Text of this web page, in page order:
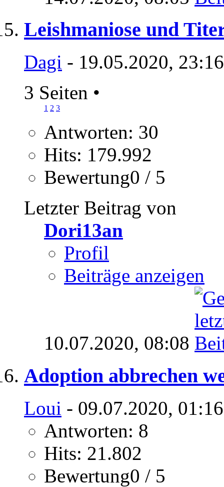
Leishmaniose und
Dagi - 19.05.2020,
3 Seiten •
1 2 3
Antworten: 30
Hits: 179.992
Bewertung0 / 5
Letzter Beitrag von
Dori13an
Profil
Beiträge anzeigen
10.07.2020, 08:08
Adoption abbrechen
Loui - 09.07.2020,
Antworten: 8
Hits: 21.802
Bewertung0 / 5